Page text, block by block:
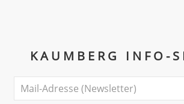
KAUMBERG INFO-